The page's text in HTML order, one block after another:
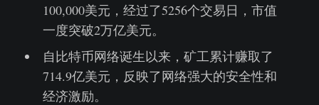
100,000美元，经过了5256个交易日，市值
一度突破2万亿美元。
自比特币网络诞生以来，矿工累计赚取了
714.9亿美元，反映了网络强大的安全性和
经济激励。